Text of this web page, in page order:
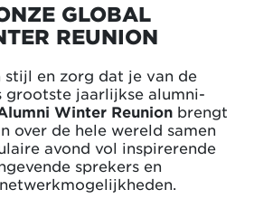
GLOBAL
REUNION
en zorg dat je van de
grootste jaarlijkse alumni-
Winter Reunion brengt
over de hele wereld samen
avond vol inspirerende
sprekers en